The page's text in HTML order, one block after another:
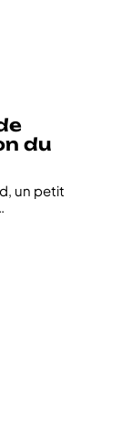
du
un petit